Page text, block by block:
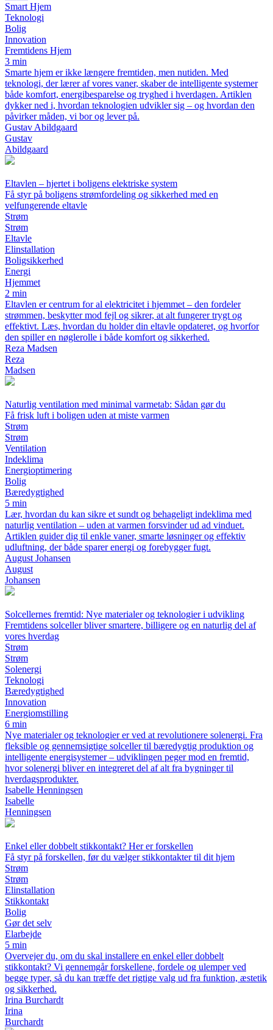
Smart Hjem
Teknologi
Bolig
Innovation
Fremtidens Hjem
3 min
Smarte hjem er ikke længere fremtiden, men nutiden. Med
teknologi, der lærer af vores vaner, skaber de intelligente systemer
både komfort, energibesparelse og tryghed i hverdagen. Artiklen
dykker ned i, hvordan teknologien udvikler sig – og hvordan den
påvirker måden, vi bor og lever på.
Gustav Abildgaard
Gustav
Abildgaard
Eltavlen – hjertet i boligens elektriske system
Få styr på boligens strømfordeling og sikkerhed med en
velfungerende eltavle
Strøm
Strøm
Eltavle
Elinstallation
Boligsikkerhed
Energi
Hjemmet
2 min
Eltavlen er centrum for al elektricitet i hjemmet – den fordeler
strømmen, beskytter mod fejl og sikrer, at alt fungerer trygt og
effektivt. Læs, hvordan du holder din eltavle opdateret, og hvorfor
den spiller en nøglerolle i både komfort og sikkerhed.
Reza Madsen
Reza
Madsen
Naturlig ventilation med minimal varmetab: Sådan gør du
Få frisk luft i boligen uden at miste varmen
Strøm
Strøm
Ventilation
Indeklima
Energioptimering
Bolig
Bæredygtighed
5 min
Lær, hvordan du kan sikre et sundt og behageligt indeklima med
naturlig ventilation – uden at varmen forsvinder ud ad vinduet.
Artiklen guider dig til enkle vaner, smarte løsninger og effektiv
udluftning, der både sparer energi og forebygger fugt.
August Johansen
August
Johansen
Solcellernes fremtid: Nye materialer og teknologier i udvikling
Fremtidens solceller bliver smartere, billigere og en naturlig del af
vores hverdag
Strøm
Strøm
Solenergi
Teknologi
Bæredygtighed
Innovation
Energiomstilling
6 min
Nye materialer og teknologier er ved at revolutionere solenergi. Fra
fleksible og gennemsigtige solceller til bæredygtig produktion og
intelligente energisystemer – udviklingen peger mod en fremtid,
hvor solenergi bliver en integreret del af alt fra bygninger til
hverdagsprodukter.
Isabelle Henningsen
Isabelle
Henningsen
Enkel eller dobbelt stikkontakt? Her er forskellen
Få styr på forskellen, før du vælger stikkontakter til dit hjem
Strøm
Strøm
Elinstallation
Stikkontakt
Bolig
Gør det selv
Elarbejde
5 min
Overvejer du, om du skal installere en enkel eller dobbelt
stikkontakt? Vi gennemgår forskellene, fordele og ulemper ved
begge typer, så du kan træffe det rigtige valg ud fra funktion, æstetik
og sikkerhed.
Irina Burchardt
Irina
Burchardt